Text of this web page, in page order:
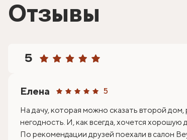
Отзывы
5
Елена 5
На дачу, которая можно сказать второй
негодность. И, как всегда, хочется
По рекомендации друзей поехали в салон